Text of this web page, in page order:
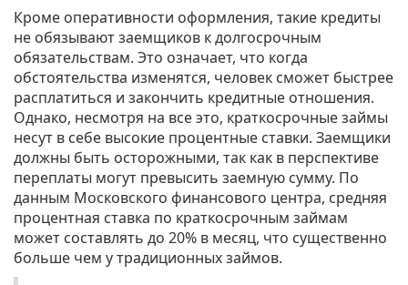
Кроме оперативности оформления, такие кредиты
не обязывают заемщиков к долгосрочным
обязательствам. Это означает, что когда
обстоятельства изменятся, человек сможет быстрее
расплатиться и закончить кредитные отношения.
Однако, несмотря на все это, краткосрочные займы
несут в себе высокие процентные ставки. Заемщики
должны быть осторожными, так как в перспективе
переплаты могут превысить заемную сумму. По
данным Московского финансового центра, средняя
процентная ставка по краткосрочным займам
может составлять до 20% в месяц, что существенно
больше чем у традиционных займов.